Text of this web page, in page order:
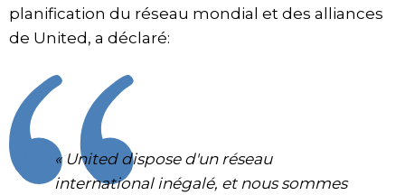
planification du réseau mondial et des alliances
de United, a déclaré:
« United dispose d'un réseau
international inégalé, et nous sommes